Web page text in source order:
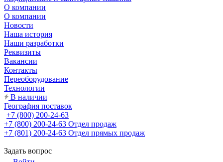
О компании
О компании
Новости
Наша история
Наши разработки
Реквизиты
Вакансии
Контакты
Переоборудование
Технологии
В наличии
География поставок
+7 (800) 200-24-63
+7 (800) 200-24-63 Отдел продаж
+7 (801) 200-24-63 Отдел прямых продаж
Задать вопрос